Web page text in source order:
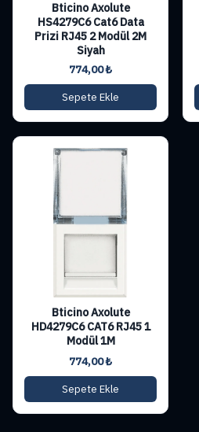
Bticino Axolute
HS4279C6 Cat6 Data
Prizi RJ45 2 Modül 2M
Siyah
774,00₺
Sepete Ekle
Bticino Axolute
HD4279C6 CAT6 RJ45 1
Modül 1M
774,00₺
Sepete Ekle